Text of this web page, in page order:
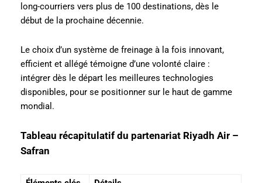
long-courriers vers plus de 100 destinations, dès le
début de la prochaine décennie.
Le choix d’un système de freinage à la fois innovant,
efficient et allégé témoigne d’une volonté claire :
intégrer dès le départ les meilleures technologies
disponibles, pour se positionner sur le haut de gamme
mondial.
Tableau récapitulatif du partenariat Riyadh Air –
Safran